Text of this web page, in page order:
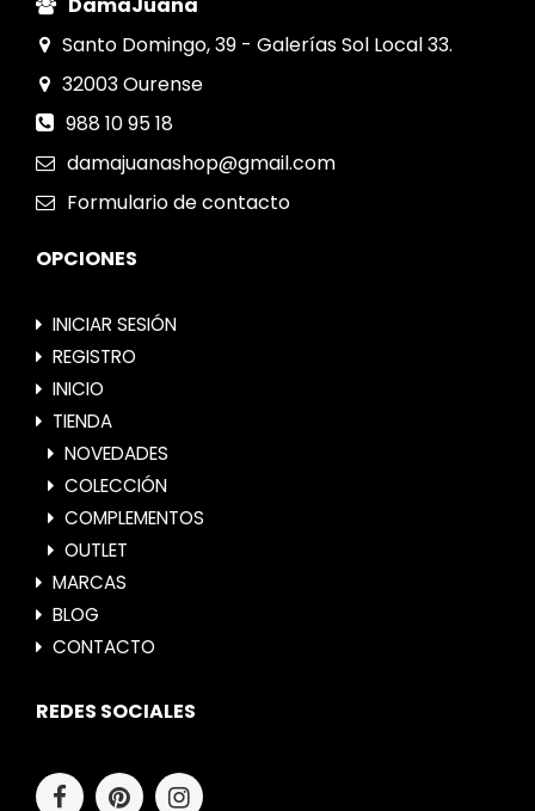
DamaJuana
Santo Domingo, 39 - Galerías Sol Local 33.
32003Ourense
988 10 95 18
damajuanashop@gmail.com
Formulariode contacto
OPCIONES
INICIAR SESIÓN
REGISTRO
INICIO
TIENDA
NOVEDADES
COLECCIÓN
COMPLEMENTOS
OUTLET
MARCAS
BLOG
CONTACTO
REDES SOCIALES